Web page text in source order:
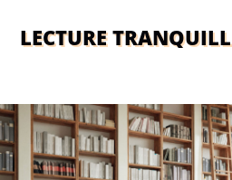
LECTURE